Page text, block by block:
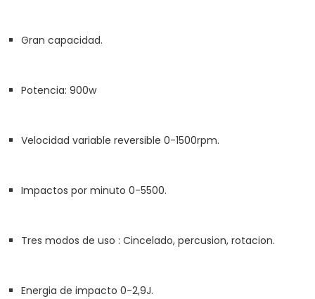
Gran capacidad.
Potencia: 900w
Velocidad variable reversible 0-1500rpm.
Impactos por minuto 0-5500.
Tres modos de uso : Cincelado, percusion, rotacion.
Energia de impacto 0-2,9J.